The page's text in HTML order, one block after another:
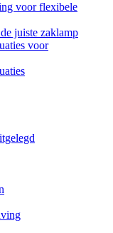
voor flexibele
juiste zaklamp
voor